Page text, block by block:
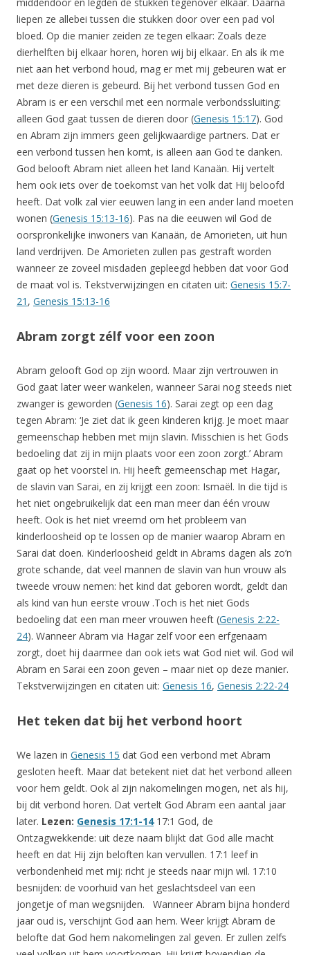
liepen ze allebei tussen die stukken door over een pad vol
bloed. Op die manier zeiden ze tegen elkaar: Zoals deze
dierhelften bij elkaar horen, horen wij bij elkaar. En als ik me
niet aan het verbond houd, mag er met mij gebeuren wat er
met deze dieren is gebeurd. Bij het verbond tussen God en
Abram is er een verschil met een normale verbondssluiting:
alleen God gaat tussen de dieren door (Genesis 15:17). God
en Abram zijn immers geen gelijkwaardige partners. Dat er
een verbond tussen hen komt, is alleen aan God te danken.
God belooft Abram niet alleen het land Kanaän. Hij vertelt
hem ook iets over de toekomst van het volk dat Hij beloofd
heeft. Dat volk zal vier eeuwen lang in een ander land moeten
wonen (Genesis 15:13-16). Pas na die eeuwen wil God de
oorspronkelijke inwoners van Kanaän, de Amorieten, uit hun
land verdrijven. De Amorieten zullen pas gestraft worden
wanneer ze zoveel misdaden gepleegd hebben dat voor God
de maat vol is. Tekstverwijzingen en citaten uit: Genesis 15:7-
21 , Genesis 15:13-16
Abram zorgt zélf voor een zoon
Abram gelooft God op zijn woord. Maar zijn vertrouwen in
God gaat later weer wankelen, wanneer Sarai nog steeds niet
zwanger is geworden (Genesis 16). Sarai zegt op een dag
tegen Abram: ‘Je ziet dat ik geen kinderen krijg. Je moet maar
gemeenschap hebben met mijn slavin. Misschien is het Gods
bedoeling dat zij in mijn plaats voor een zoon zorgt.’ Abram
gaat op het voorstel in. Hij heeft gemeenschap met Hagar,
de slavin van Sarai, en zij krijgt een zoon: Ismaël. In die tijd is
het niet ongebruikelijk dat een man meer dan één vrouw
heeft. Ook is het niet vreemd om het probleem van
kinderloosheid op te lossen op de manier waarop Abram en
Sarai dat doen. Kinderloosheid geldt in Abrams dagen als zo’n
grote schande, dat veel mannen de slavin van hun vrouw als
tweede vrouw nemen: het kind dat geboren wordt, geldt dan
als kind van hun eerste vrouw .Toch is het niet Gods
bedoeling dat een man meer vrouwen heeft (Genesis 2:22-
24). Wanneer Abram via Hagar zelf voor een erfgenaam
zorgt, doet hij daarmee dan ook iets wat God niet wil. God wil
Abram en Sarai een zoon geven – maar niet op deze manier.
Tekstverwijzingen en citaten uit: Genesis 16, Genesis 2:22-24
Het teken dat bij het verbond hoort
We lazen in Genesis 15 dat God een verbond met Abram
gesloten heeft. Maar dat betekent niet dat het verbond alleen
voor hem geldt. Ook al zijn nakomelingen mogen, net als hij,
bij dit verbond horen. Dat vertelt God Abram een aantal jaar
later. Lezen: Genesis 17:1-14 17:1 God, de
Ontzagwekkende: uit deze naam blijkt dat God alle macht
heeft en dat Hij zijn beloften kan vervullen. 17:1 leef in
verbondenheid met mij: richt je steeds naar mijn wil. 17:10
besnijden: de voorhuid van het geslachtsdeel van een
jongetje of man wegsnijden. Wanneer Abram bijna honderd
jaar oud is, verschijnt God aan hem. Weer krijgt Abram de
belofte dat God hem nakomelingen zal geven. Er zullen zelfs